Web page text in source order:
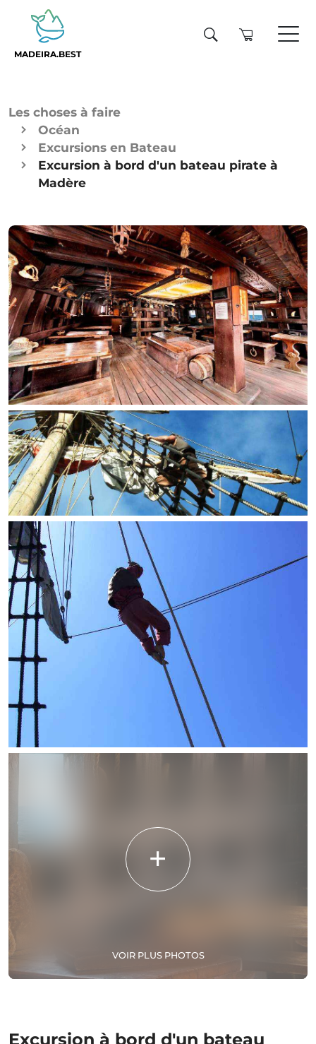
MADEIRA.BEST
Les choses à faire
Océan
Excursions en Bateau
Excursion à bord d'un bateau pirate à
Madère
VOIR PLUS PHOTOS
Excursion à bord d'un bateau